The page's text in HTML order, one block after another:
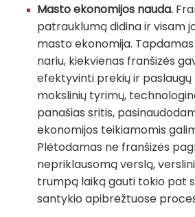
Masto ekonomijos nauda.
patrauklumą didina ir visam
masto ekonomija.
nariu, kiekvienas franšizės
efektyvinti prekių ir
mokslinių tyrimų,
panašias sritis,
ekonomijos teikiamomis
Plėtodamas ne franšizės
nepriklausomą verslą,
trumpą laiką gauti tokio pat
santykio apibrėžtuose